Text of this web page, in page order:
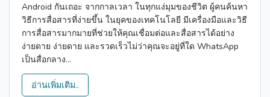
Android กันเถอะ จากกาลเวลา ในทุกแง่มุมของชีวิต ผู้คนค้นหา
วิธีการสื่อสารที่ง่ายขึ้น ในยุคของเทคโนโลยี มีเครื่องมือและวิธี
การสื่อสารมากมายที่ช่วยให้คุณเชื่อมต่อและสื่อสารได้อย่าง
ง่ายดาย ง่ายดาย และรวดเร็วไม่ว่าคุณจะอยู่ที่ใด WhatsApp
เป็นสื่อกลาง...
อ่านเพิ่มเติม..